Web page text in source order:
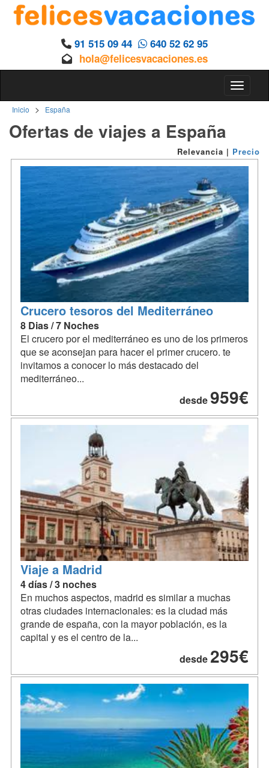
91 515 09 44
640 52 62 95
hola@felicesvacaciones.es
Toggle
Inicio > España
Ofertas de viajes a España
Relevancia | Precio
Crucero tesoros del Mediterráneo
8 Dias / 7 Noches
El crucero por el mediterráneo es uno de los primeros
que se aconsejan para hacer el primer crucero. te
invitamos a conocer lo más destacado del
mediterráneo...
desde959€
Viaje a Madrid
4 días / 3 noches
En muchos aspectos, madrid es similar a muchas
otras ciudades internacionales: es la ciudad más
grande de españa, con la mayor población, es la
capital y es el centro de la...
desde 295€